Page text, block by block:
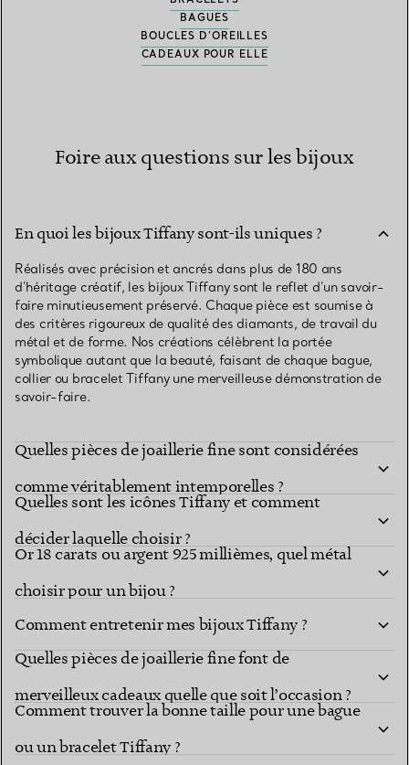
BAGUES
BOUCLES D’OREILLES
CADEAUX POUR ELLE
Foire aux questions sur les bijoux
En quoi les bijoux Tiffany sont-ils uniques ?
Réalisés avec précision et ancrés dans plus de 180 ans
d’héritage créatif, les bijoux Tiffany sont le reflet d’un savoir-
faire minutieusement préservé. Chaque pièce est soumise à
des critères rigoureux de qualité des diamants, de travail du
métal et de forme. Nos créations célèbrent la portée
symbolique autant que la beauté, faisant de chaque bague,
collier ou bracelet Tiffany une merveilleuse démonstration de
savoir-faire.
Quelles pièces de joaillerie fine sont considérées
comme véritablement intemporelles ?
Quelles sont les icônes Tiffany et comment
décider laquelle choisir ?
Or 18 carats ou argent 925 millièmes, quel métal
choisir pour un bijou ?
Comment entretenir mes bijoux Tiffany ?
Quelles pièces de joaillerie fine font de
merveilleux cadeaux quelle que soit l’occasion ?
Comment trouver la bonne taille pour une bague
ou un bracelet Tiffany ?
Comment composer une collection de joaillerie